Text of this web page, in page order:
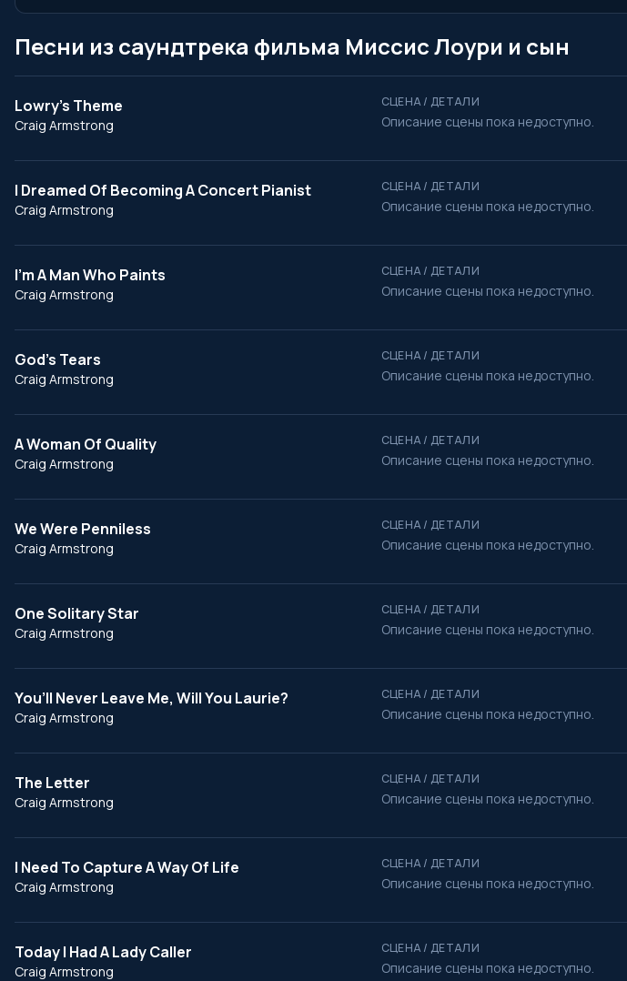
Песни из саундтрека фильма Миссис Лоури и сын
Lowry’s Theme
Craig Armstrong
СЦЕНА / ДЕТАЛИ
Описание сцены пока недоступно.
I Dreamed Of Becoming A Concert Pianist
Craig Armstrong
СЦЕНА / ДЕТАЛИ
Описание сцены пока недоступно.
I’m A Man Who Paints
Craig Armstrong
СЦЕНА / ДЕТАЛИ
Описание сцены пока недоступно.
God’s Tears
Craig Armstrong
СЦЕНА / ДЕТАЛИ
Описание сцены пока недоступно.
A Woman Of Quality
Craig Armstrong
СЦЕНА / ДЕТАЛИ
Описание сцены пока недоступно.
We Were Penniless
Craig Armstrong
СЦЕНА / ДЕТАЛИ
Описание сцены пока недоступно.
One Solitary Star
Craig Armstrong
СЦЕНА / ДЕТАЛИ
Описание сцены пока недоступно.
You’ll Never Leave Me, Will You Laurie?
Craig Armstrong
СЦЕНА / ДЕТАЛИ
Описание сцены пока недоступно.
The Letter
Craig Armstrong
СЦЕНА / ДЕТАЛИ
Описание сцены пока недоступно.
I Need To Capture A Way Of Life
Craig Armstrong
СЦЕНА / ДЕТАЛИ
Описание сцены пока недоступно.
Today I Had A Lady Caller
Craig Armstrong
СЦЕНА / ДЕТАЛИ
Описание сцены пока недоступно.